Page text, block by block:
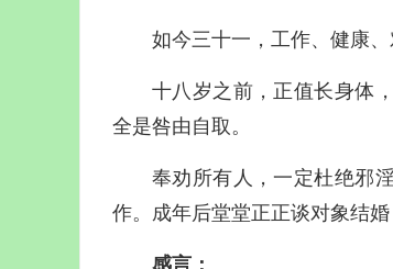
如今三十一，工作、健康
十八岁之前，正值长身体
全是咎由自取。
奉劝所有人，一定杜绝邪
作。成年后堂堂正正谈对象结
感言：